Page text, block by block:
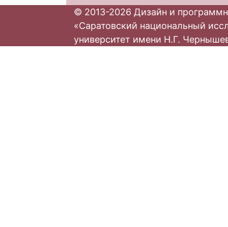
© 2013-2026 Дизайн и
«Саратовский национальный
университет имени Н.Г.